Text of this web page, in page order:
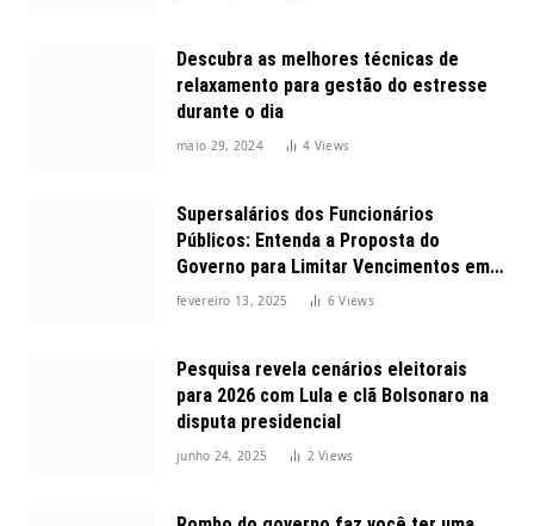
Descubra as melhores técnicas de
relaxamento para gestão do estresse
durante o dia
maio 29, 2024 4 Views
Supersalários dos Funcionários
Públicos: Entenda a Proposta do
Governo para Limitar Vencimentos em
2025
fevereiro 13, 2025 6Views
Pesquisa revela cenários eleitorais
para 2026 com Lula e clã Bolsonaro na
disputa presidencial
junho 24, 2025 2Views